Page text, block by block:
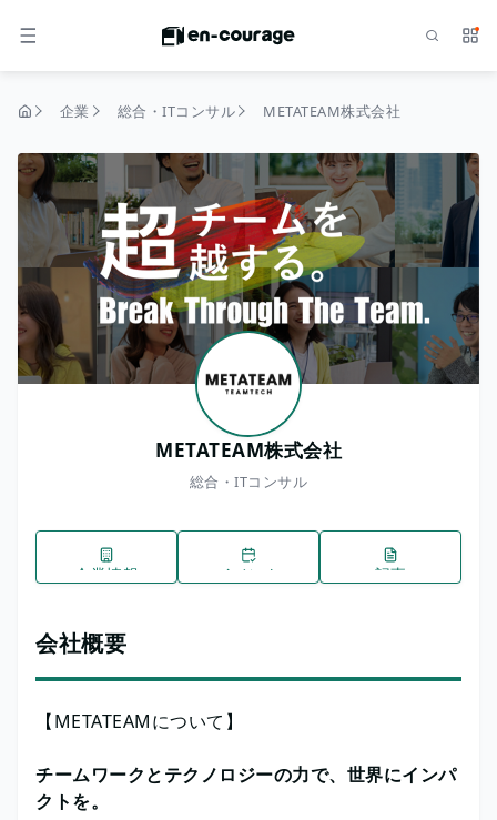
メニュー サ
企業 総合・ITコンサル METATEAM株式会社
METATEAM株式会社
総合・ITコンサル
企業情報 イベント 記事
会社概要
【METATEAMについて】
チームワークとテクノロジーの力で、世界にインパ
クトを。